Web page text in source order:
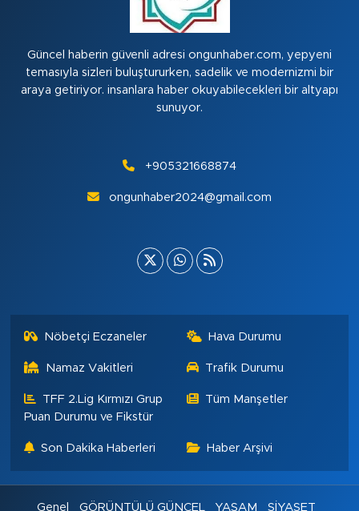
Güncel haberin güvenli adresi ongunhaber.com, yepyeni
temasıyla sizleri buluştururken, sadelik ve modernizmi bir
araya getiriyor. insanlara haber okuyabilecekleri bir altyapı
sunuyor.
+905321668874
ongunhaber2024@gmail.com
Nöbetçi Eczaneler Hava Durumu
Namaz Vakitleri Trafik Durumu
TFF 2.Lig Kırmızı Grup
Puan Durumu ve Fikstür
Tüm Manşetler
Son Dakika Haberleri Haber Arşivi
Genel GÖRÜNTÜLÜ GÜNCEL YAŞAM SİYASET